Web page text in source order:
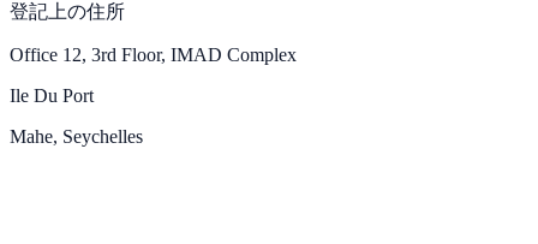
登記上の住所
Office 12, 3rd Floor, IMAD Complex
Ile Du Port
Mahe, Seychelles